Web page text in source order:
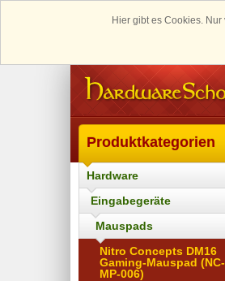
Hier gibt es Cookies.
Produktkategorien
Hardware
Eingabegeräte
Mauspads
Nitro Concepts DM16
Gaming-Mauspad
MP-006)